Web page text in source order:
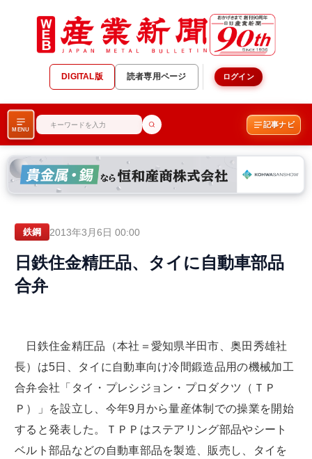
DIGITAL版 読者専用ページ ログイン
MENU
記事ナビ
鉄鋼 2013年3月6日 00:00
日鉄住金精圧品、タイに自動車部品
合弁
日鉄住金精圧品（本社＝愛知県半田市、奥田秀雄社
長）は5日、タイに自動車向け冷間鍛造品用の機械加工
合弁会社「タイ・プレシジョン・プロダクツ（ＴＰ
Ｐ）」を設立し、今年9月から量産体制での操業を開始
すると発表した。ＴＰＰはステアリング部品やシート
ベルト部品などの自動車部品を製造、販売し、タイを